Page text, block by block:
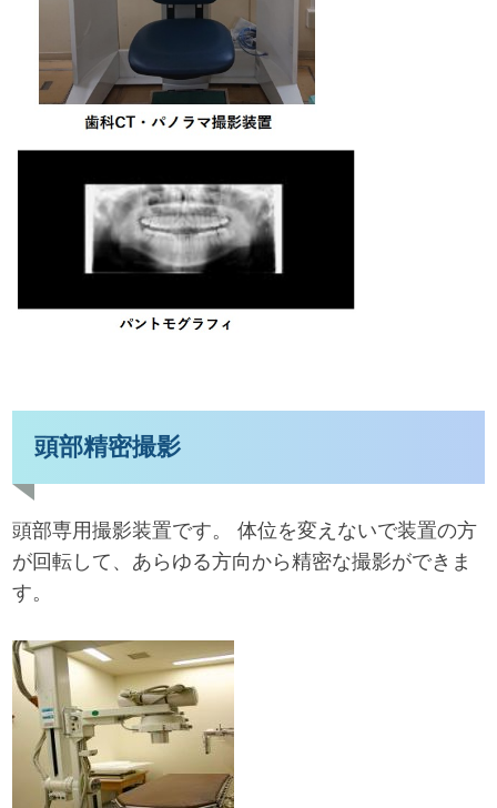
頭部精密撮影
頭部専用撮影装置です。 体位を変えないで装置の方
が回転して、あらゆる方向から精密な撮影ができま
す。